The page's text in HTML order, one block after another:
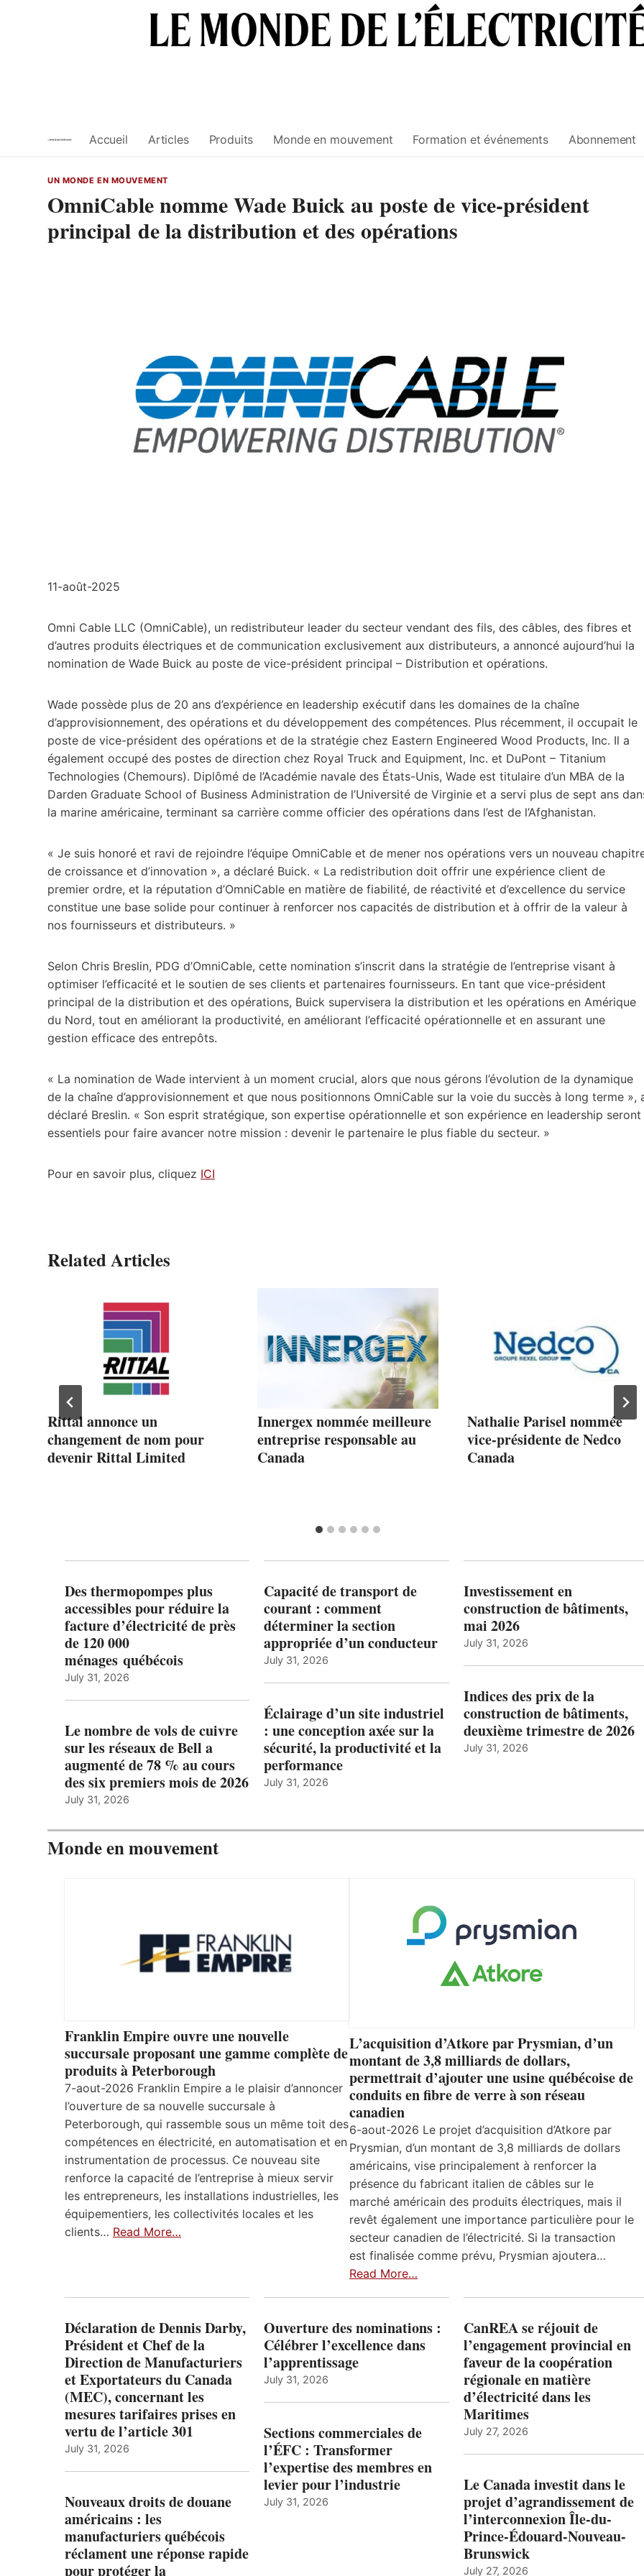
Accueil Articles Produits Monde en mouvement Formation et événements Abonnement
UN MONDE EN MOUVEMENT
OmniCable nomme Wade Buick au poste de vice-président
principal de la distribution et des opérations
11-août-2025
Omni Cable LLC (OmniCable), un redistributeur leader du secteur vendant des fils, des câbles, des fibres et
d’autres produits électriques et de communication exclusivement aux distributeurs, a annoncé aujourd’hui la
nomination de Wade Buick au poste de vice-président principal – Distribution et opérations.
Wade possède plus de 20 ans d’expérience en leadership exécutif dans les domaines de la chaîne
d’approvisionnement, des opérations et du développement des compétences. Plus récemment, il occupait le
poste de vice-président des opérations et de la stratégie chez Eastern Engineered Wood Products, Inc. Il a
également occupé des postes de direction chez Royal Truck and Equipment, Inc. et DuPont – Titanium
Technologies (Chemours). Diplômé de l’Académie navale des États-Unis, Wade est titulaire d’un MBA de la
Darden Graduate School of Business Administration de l’Université de Virginie et a servi plus de sept ans
la marine américaine, terminant sa carrière comme officier des opérations dans l’est de l’Afghanistan.
« Je suis honoré et ravi de rejoindre l’équipe OmniCable et de mener nos opérations vers un nouveau
de croissance et d’innovation », a déclaré Buick. « La redistribution doit offrir une expérience client de
premier ordre, et la réputation d’OmniCable en matière de fiabilité, de réactivité et d’excellence du service
constitue une base solide pour continuer à renforcer nos capacités de distribution et à offrir de la valeur à
nos fournisseurs et distributeurs. »
Selon Chris Breslin, PDG d’OmniCable, cette nomination s’inscrit dans la stratégie de l’entreprise visant à
optimiser l’efficacité et le soutien de ses clients et partenaires fournisseurs. En tant que vice-président
principal de la distribution et des opérations, Buick supervisera la distribution et les opérations en Amérique
du Nord, tout en améliorant la productivité, en améliorant l’efficacité opérationnelle et en assurant une
gestion efficace des entrepôts.
« La nomination de Wade intervient à un moment crucial, alors que nous gérons l’évolution de la dynamique
de la chaîne d’approvisionnement et que nous positionnons OmniCable sur la voie du succès à long terme »,
déclaré Breslin. « Son esprit stratégique, son expertise opérationnelle et son expérience en leadership seront
essentiels pour faire avancer notre mission : devenir le partenaire le plus fiable du secteur. »
Pour en savoir plus, cliquez ICI
Related Articles
Rittal annonce un
changement de nom pour
devenir Rittal Limited
Innergex nommée meilleure
entreprise responsable au
Canada
Nathalie Parisel nommée
vice-présidente de Nedco
Canada
Des thermopompes plus
accessibles pour réduire la
facture d’électricité de près
de 120 000
ménages québécois
July 31, 2026
Le nombre de vols de cuivre
sur les réseaux de Bell a
augmenté de 78 % au cours
des six premiers mois de 2026
July 31, 2026
Capacité de transport de
courant : comment
déterminer la section
appropriée d’un conducteur
July 31, 2026
Éclairage d’un site industriel
: une conception axée sur la
sécurité, la productivité et la
performance
July 31, 2026
Investissement en
construction de bâtiments,
mai 2026
July 31, 2026
Indices des prix de la
construction de bâtiments,
deuxième trimestre de 2026
July 31, 2026
Monde en mouvement
Franklin Empire ouvre une nouvelle
succursale proposant une gamme complète de
produits à Peterborough
7-aout-2026 Franklin Empire a le plaisir d’annoncer
l’ouverture de sa nouvelle succursale à
Peterborough, qui rassemble sous un même toit des
compétences en électricité, en automatisation et en
instrumentation de processus. Ce nouveau site
renforce la capacité de l’entreprise à mieux servir
les entrepreneurs, les installations industrielles, les
équipementiers, les collectivités locales et les
clients… Read More…
L’acquisition d’Atkore par Prysmian, d’un
montant de 3,8 milliards de dollars,
permettrait d’ajouter une usine québécoise de
conduits en fibre de verre à son réseau
canadien
6-aout-2026 Le projet d’acquisition d’Atkore par
Prysmian, d’un montant de 3,8 milliards de dollars
américains, vise principalement à renforcer la
présence du fabricant italien de câbles sur le
marché américain des produits électriques, mais il
revêt également une importance particulière pour le
secteur canadien de l’électricité. Si la transaction
est finalisée comme prévu, Prysmian ajoutera…
Read More…
Déclaration de Dennis Darby,
Président et Chef de la
Direction de Manufacturiers
et Exportateurs du Canada
(MEC), concernant les
mesures tarifaires prises en
vertu de l’article 301
July 31, 2026
Nouveaux droits de douane
américains : les
manufacturiers québécois
réclament une réponse rapide
pour protéger la
Ouverture des nominations :
Célébrer l’excellence dans
l’apprentissage
July 31, 2026
Sections commerciales de
l’ÉFC : Transformer
l’expertise des membres en
levier pour l’industrie
July 31, 2026
CanREA se réjouit de
l’engagement provincial en
faveur de la coopération
régionale en matière
d’électricité dans les
Maritimes
July 27, 2026
Le Canada investit dans le
projet d’agrandissement de
l’interconnexion Île-du-
Prince-Édouard-Nouveau-
Brunswick
July 27, 2026